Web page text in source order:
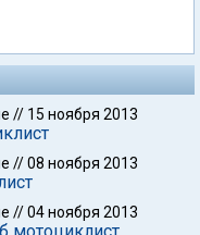
// 15 ноября 2013
//08 ноября 2013
//04 ноября 2013